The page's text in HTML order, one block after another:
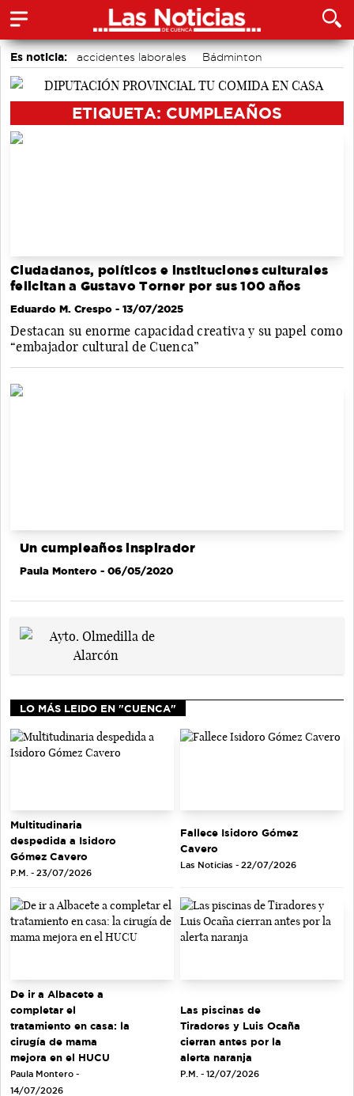
Es noticia: accidentes laborales
Bádminton
Área de Deportes
Auditorio de Cuenca
ETIQUETA: CUMPLEAÑOS
Ciudadanos, políticos e instituciones culturales
felicitan a Gustavo Torner por sus 100 años
Eduardo M. Crespo - 13/07/2025
Destacan su enorme capacidad creativa y su papel como
“embajador cultural de Cuenca”
Un cumpleaños inspirador
Paula Montero - 06/05/2020
LO MÁS LEIDO EN "CUENCA"
Multitudinaria
despedida a Isidoro
Gómez Cavero
P.M. - 23/07/2026
Fallece Isidoro Gómez
Cavero
Las Noticias - 22/07/2026
De ir a Albacete a
completar el
tratamiento en casa: la
cirugía de mama
mejora en el HUCU
Paula Montero -
14/07/2026
Las piscinas de
Tiradores y Luis Ocaña
cierran antes por la
alerta naranja
P.M. - 12/07/2026